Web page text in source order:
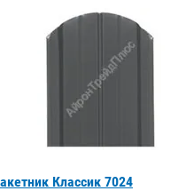
Классик 7024